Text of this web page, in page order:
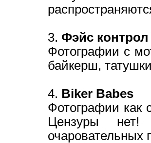
3. Фэйс контрол
Фотографии с
байкерш,
4. Biker Babes
Фотографии как
Цензуры нет!
очаровательных